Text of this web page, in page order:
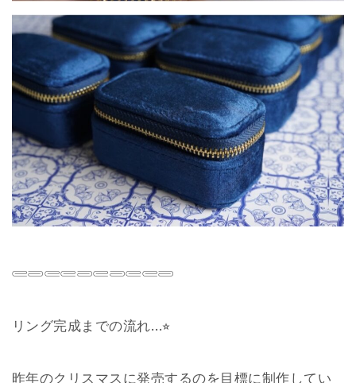
𓄲𓄳𓄲𓄲𓄳𓄲𓄳𓄲𓄲𓄳
リング完成までの流れ…⭐︎
昨年のクリスマスに発売するのを目標に制作してい